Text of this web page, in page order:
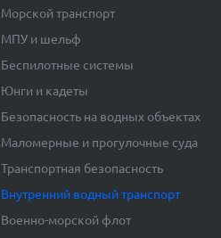
Морской транспорт
МПУ и шельф
Беспилотные системы
Юнги и кадеты
Безопасность на водных объектах
Маломерные и прогулочные суда
Транспортная безопасность
Внутренний водный транспорт
Военно-морской флот